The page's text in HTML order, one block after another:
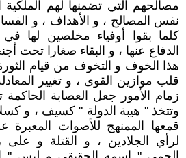
مصالحهم التي تضمنها لهم الملكية
نفس المصالح ، و الأهداف ، و
كلما بقوا أوفياء مخلصين لها في
الدفاع عنها ، و البقاء صغارا تحت
هذا الخوف و التخوف من قيام
قلب موازين القوى ، و تغيير
زمام الأمور جعل العصابة
وتتخذ " هيبة الدولة " كسيف ، و
قمعها الممنهج للأصوات
لرأي الجلادين ، و القتلة و